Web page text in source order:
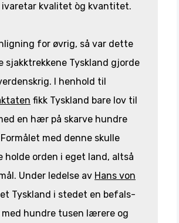
ivaretar kvalitet òg kvantitet.
for øvrig, så var dette
sjakktrekkene Tyskland gjorde
I henhold til
fikk Tyskland bare lov til
en hær på skarve hundre
med denne skulle
holde orden i eget land, altså
Under ledelse av Hans von
Tyskland i stedet en befals-
med hundre tusen lærere og